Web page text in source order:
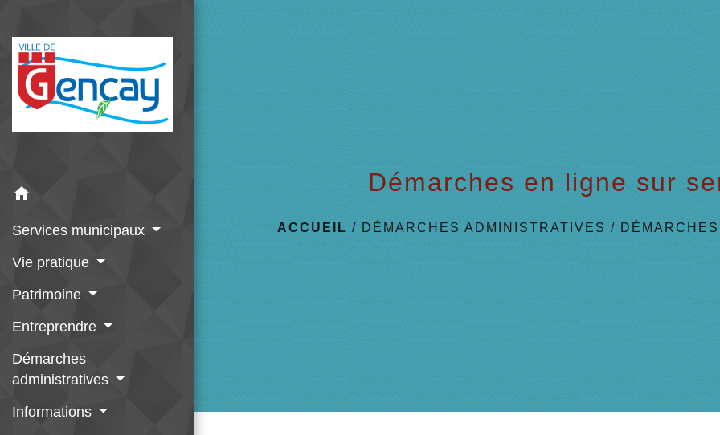
home
Services municipaux
Vie pratique
Patrimoine
Entreprendre
Démarches
administratives
Informations
Démarches en ligne sur
ACCUEIL / DÉMARCHES ADMINISTRATIVES /